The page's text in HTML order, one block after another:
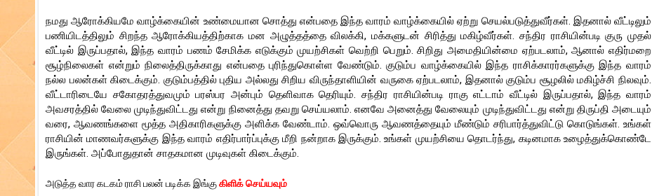
நமது ஆரோக்கியமே வாழ்க்கையின் உண்மையான சொத்து என்பதை இந்த வாரம் வாழ்க்கையில் ஏற்று செயல்படுத்துவீர்கள். இதனால் வீட்டிலும்
பணியிடத்திலும் சிறந்த ஆரோக்கியத்திற்காக மன அழுத்தத்தை விலக்கி, மக்களுடன் சிரித்து மகிழ்வீர்கள். சந்திர ராசியின்படி குரு முதல்
வீட்டில் இருப்பதால், இந்த வாரம் பணம் சேமிக்க எடுக்கும் முயற்சிகள் வெற்றி பெறும். சிறிது அமைதியின்மை ஏற்படலாம், ஆனால் எதிர்மறை
சூழ்நிலைகள் என்றும் நிலைத்திருக்காது என்பதை புரிந்துகொள்ள வேண்டும். குடும்ப வாழ்க்கையில் இந்த ராசிக்காரர்களுக்கு இந்த வாரம்
நல்ல பலன்கள் கிடைக்கும். குடும்பத்தில் புதிய அல்லது சிறிய விருந்தாளியின் வருகை ஏற்படலாம், இதனால் குடும்ப சூழலில் மகிழ்ச்சி நிலவும்.
வீட்டாரிடையே சகோதரத்துவமும் பரஸ்பர அன்பும் தெளிவாக தெரியும். சந்திர ராசியின்படி ராகு எட்டாம் வீட்டில் இருப்பதால், இந்த வாரம்
அவசரத்தில் வேலை முடிந்துவிட்டது என்று நினைத்து தவறு செய்யலாம். எனவே அனைத்து வேலையும் முடிந்துவிட்டது என்று திருப்தி அடையும்
வரை, ஆவணங்களை மூத்த அதிகாரிகளுக்கு அளிக்க வேண்டாம். ஒவ்வொரு ஆவணத்தையும் மீண்டும் சரிபார்த்துவிட்டு கொடுங்கள். உங்கள்
ராசியின் மாணவர்களுக்கு இந்த வாரம் எதிர்பார்ப்புக்கு மீறி நன்றாக இருக்கும். உங்கள் முயற்சியை தொடர்ந்து, கடினமாக உழைத்துக்கொண்டே
இருங்கள். அப்போதுதான் சாதகமான முடிவுகள் கிடைக்கும்.
அடுத்த வார கடகம் ராசி பலன் படிக்க இங்குகிளிக் செய்யவும்